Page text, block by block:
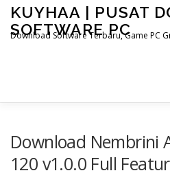
Skip
content
KUYHAA | PUSAT
SOFTWARE PC
Download Software Terbaru, Game PC
Download Nembrini
120 v1.0.0 Full